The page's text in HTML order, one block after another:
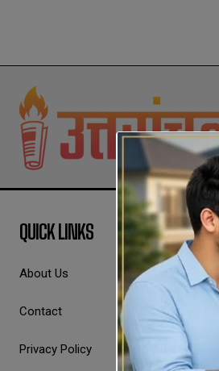
QUICK LINKS
About Us
Contact
Privacy Policy